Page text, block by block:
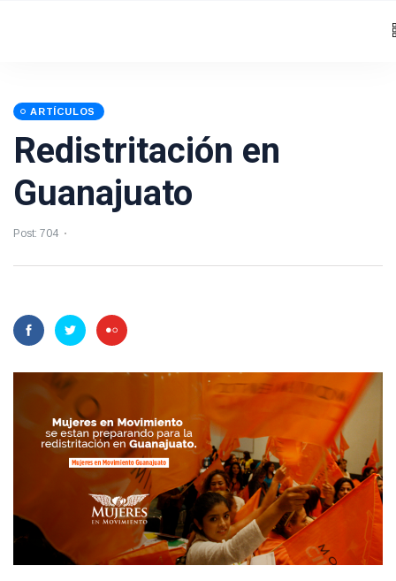
ARTÍCULOS
Redistritación en
Guanajuato
Post: 704